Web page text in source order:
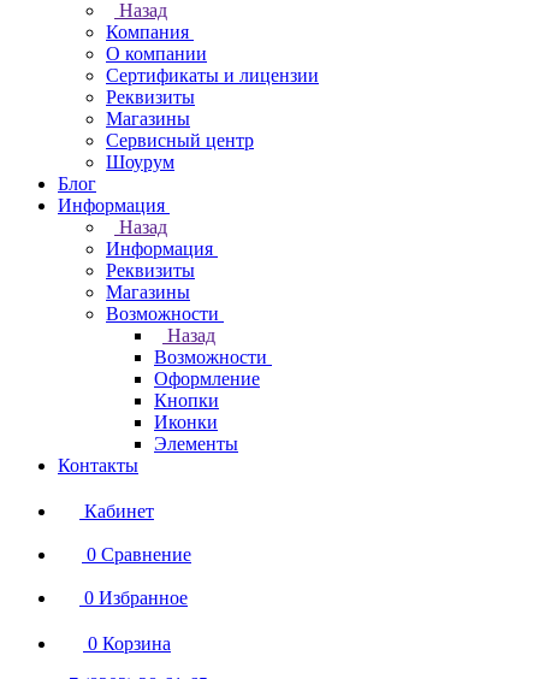
Назад
Компания
О компании
Сертификаты и лицензии
Реквизиты
Магазины
Сервисный центр
Шоурум
Блог
Информация
Назад
Информация
Реквизиты
Магазины
Возможности
Назад
Возможности
Оформление
Кнопки
Иконки
Элементы
Контакты
Кабинет
0 Сравнение
0 Избранное
0 Корзина